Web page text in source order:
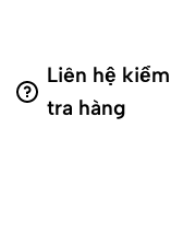
Liên hệ kiểm
tra hàng